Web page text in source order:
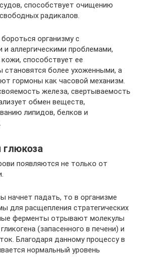
способствует очищению
радикалов.
организму с
и аллергическими проблемами,
способствует ее
более ухоженными, а
гормоны как часовой механизм.
железа, свертываемость
обмен веществ,
липидов, белков и
глюкоза
появляются не только от
начнет падать, то в организме
для расщепления стратегических
ферменты отрывают молекулы
(запасенного в печени) и
Благодаря данному процессу в
нормальный уровень